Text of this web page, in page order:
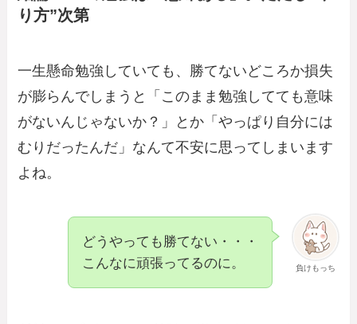
り方”次第
一生懸命勉強していても、勝てないどころか損失
が膨らんでしまうと「このまま勉強してても意味
がないんじゃないか？」とか「やっぱり自分には
むりだったんだ」なんて不安に思ってしまいます
よね。
負けもっち
どうやっても勝てない・・・
こんなに頑張ってるのに。